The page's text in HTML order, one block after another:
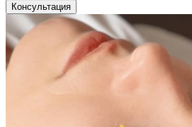
Консультация